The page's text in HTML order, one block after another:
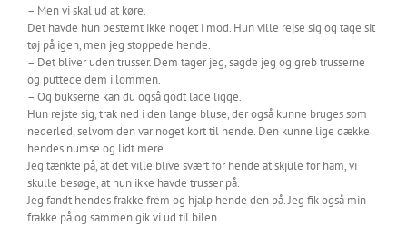
– Men vi skal ud at køre.
Det havde hun bestemt ikke noget i mod. Hun ville rejse sig og tage sit
tøj på igen, men jeg stoppede hende.
– Det bliver uden trusser. Dem tager jeg, sagde jeg og greb trusserne
og puttede dem i lommen.
– Og bukserne kan du også godt lade ligge.
Hun rejste sig, trak ned i den lange bluse, der også kunne bruges som
nederled, selvom den var noget kort til hende. Den kunne lige dække
hendes numse og lidt mere.
Jeg tænkte på, at det ville blive svært for hende at skjule for ham, vi
skulle besøge, at hun ikke havde trusser på.
Jeg fandt hendes frakke frem og hjalp hende den på. Jeg fik også min
frakke på og sammen gik vi ud til bilen.